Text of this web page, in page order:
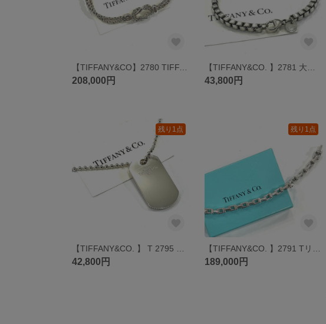
208,000円 43,800円
残り1点
42,800円
残り1点
189,000円